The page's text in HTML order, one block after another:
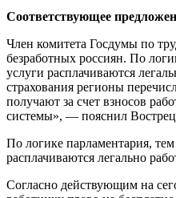
Соответствующее
Член комитета Госдумы по
безработных россиян. По
услуги расплачиваются
страхования регионы
получают за счет взносов
системы», — пояснил
По логике парламентария,
расплачиваются легально
Согласно действующим на